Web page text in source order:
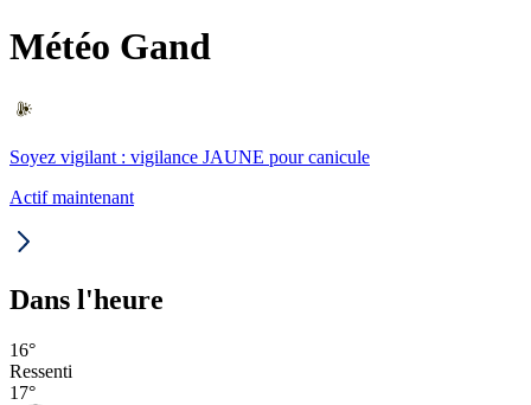
Météo Gand
Soyez vigilant : vigilance JAUNE pour canicule
Actif maintenant
Dans l'heure
16°
Ressenti
17°